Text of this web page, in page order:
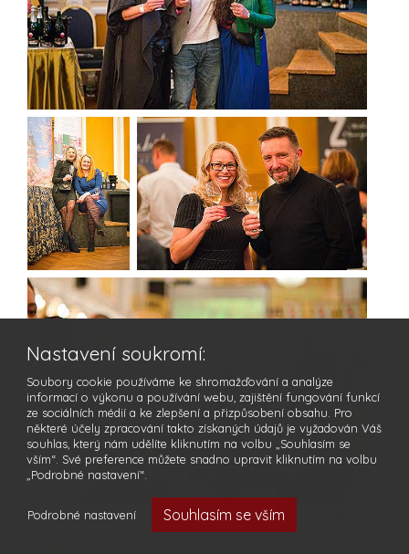
Nastavení soukromí:
Soubory cookie používáme ke shromažďování a analýze
informací o výkonu a používání webu, zajištění fungování funkcí
ze sociálních médií a ke zlepšení a přizpůsobení obsahu. Pro
některé účely zpracování takto získaných údajů je vyžadován Váš
souhlas, který nám udělíte kliknutím na volbu „Souhlasím se
vším“. Své preference můžete snadno upravit kliknutím na volbu
„Podrobné nastavení“.
Podrobné nastavení Souhlasím se vším